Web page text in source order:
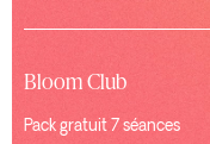
Bloom Club
Pack gratuit 7 séances